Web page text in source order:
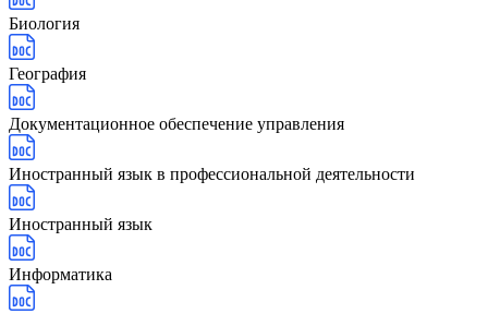
Биология
География
Документационное обеспечение управления
Иностранный язык в профессиональной деятельности
Иностранный язык
Информатика